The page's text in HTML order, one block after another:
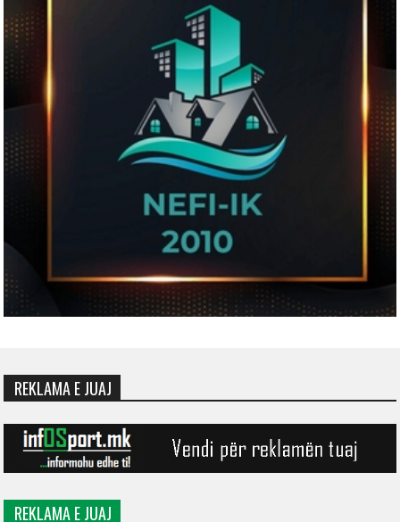
REKLAMA E JUAJ
REKLAMA E JUAJ